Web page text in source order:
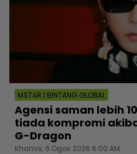
MSTAR | BINTANG GLOBAL
Agensi saman lebih
tiada kompromi
G-Dragon
Khamis, 6 Ogos 2026 6:00 AM